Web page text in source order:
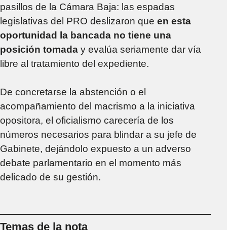
pasillos de la Cámara Baja: las espadas
legislativas del PRO deslizaron que en esta
oportunidad la bancada no tiene una
posición tomada y evalúa seriamente dar vía
libre al tratamiento del expediente.
De concretarse la abstención o el
acompañamiento del macrismo a la iniciativa
opositora, el oficialismo carecería de los
números necesarios para blindar a su jefe de
Gabinete, dejándolo expuesto a un adverso
debate parlamentario en el momento más
delicado de su gestión.
Temas de la nota